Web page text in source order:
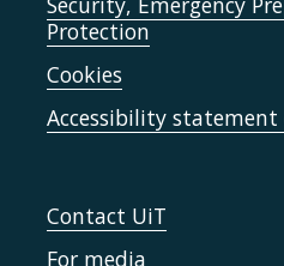
Protection
Cookies
Accessibility
Contact UiT
For media